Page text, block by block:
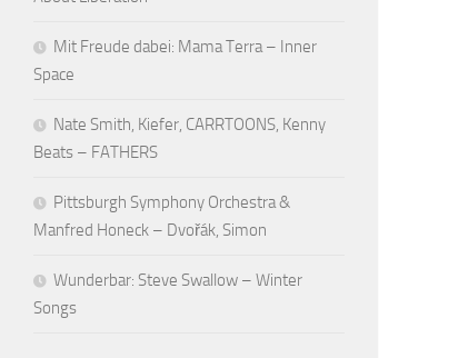
Mit Freude dabei: Mama Terra – Inner
Space
Nate Smith, Kiefer, CARRTOONS, Kenny
Beats – FATHERS
Pittsburgh Symphony Orchestra &
Manfred Honeck – Dvořák, Simon
Wunderbar: Steve Swallow – Winter
Songs